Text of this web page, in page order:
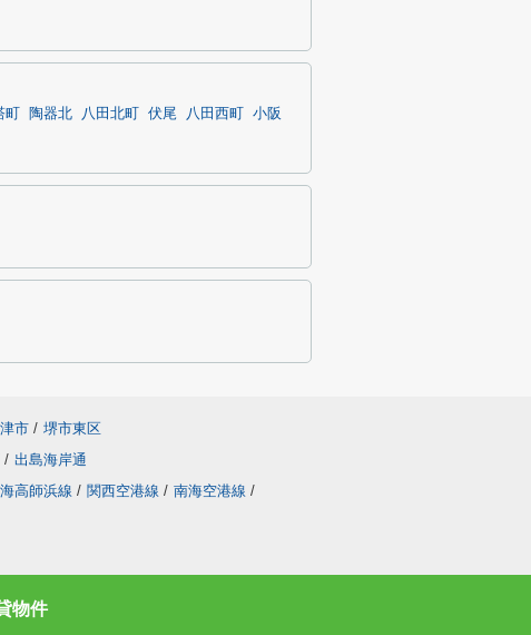
陶器北 八田北町 伏尾 八田西町
小阪
市 / 堺市東区
/ 出島海岸通
高師浜線 / 関西空港線 / 南海空港線 /
物件